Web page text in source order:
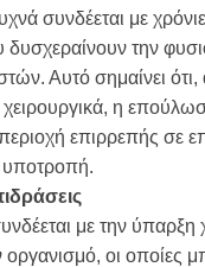
συνδέεται με
δυσχεραίνουν την
Αυτό σημαίνει ότι,
χειρουργικά, η
περιοχή επιρρεπής σε
υποτροπή.
με την ύπαρξη
οι οποίες